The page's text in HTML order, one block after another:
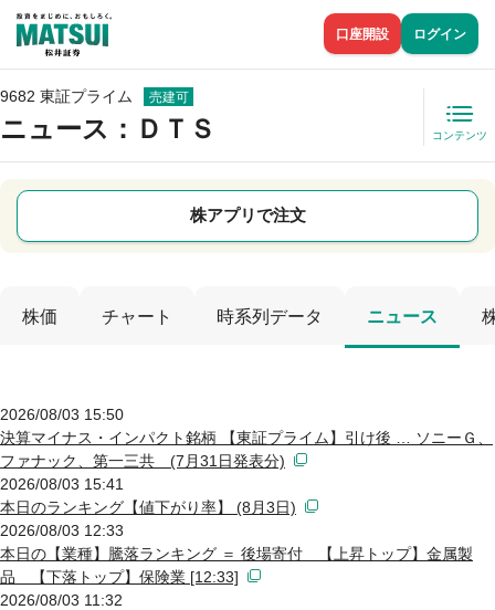
口座開設 ログイン
9682 東証プライム 売建可
ニュース ：ＤＴＳ コンテンツ
株アプリで注文
株価 チャート 時系列データ ニュース
2026/08/03 15:50
決算マイナス・インパクト銘柄 【東証プライム】引け後 … ソニーＧ、
ファナック、第一三共 (7月31日発表分)
2026/08/03 15:41
本日のランキング【値下がり率】 (8月3日)
2026/08/03 12:33
本日の【業種】騰落ランキング ＝ 後場寄付 【上昇トップ】金属製
品 【下落トップ】保険業 [12:33]
2026/08/03 11:32